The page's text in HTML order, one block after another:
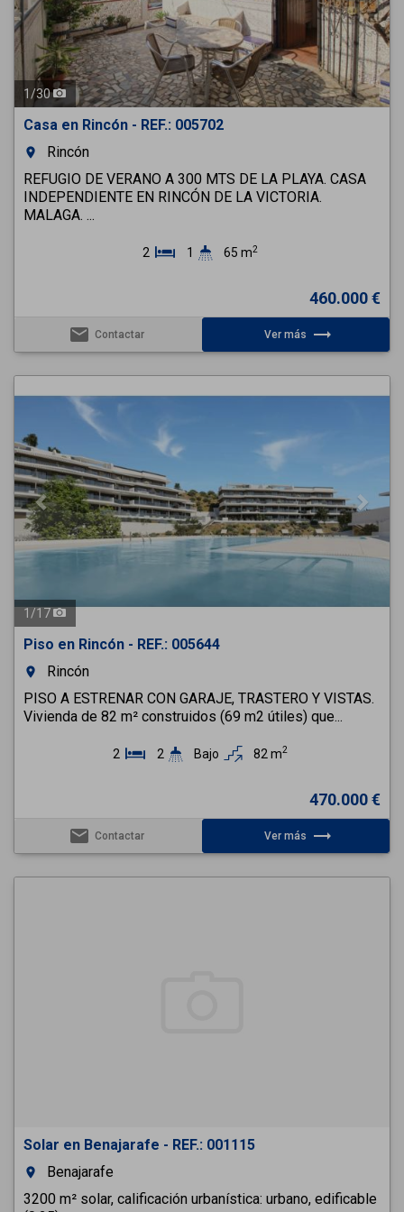
1 /30
Casa en Rincón - REF.: 005702
room
Rincón
REFUGIO DE VERANO A 300 MTS DE LA PLAYA. CASA
INDEPENDIENTE EN RINCÓN DE LA VICTORIA.
MALAGA. ...
2 1 65 m2
460.000 €
email Contactar Ver más trending_flat
Next
1 /17
Piso en Rincón - REF.: 005644
room
Rincón
PISO A ESTRENAR CON GARAJE, TRASTERO Y VISTAS.
Vivienda de 82 m² construidos (69 m2 útiles) que...
2 2 Bajo 82 m2
470.000 €
email Contactar Ver más trending_flat
Solar en Benajarafe - REF.: 001115
room
Benajarafe
3200 m² solar, calificación urbanística: urbano, edificable